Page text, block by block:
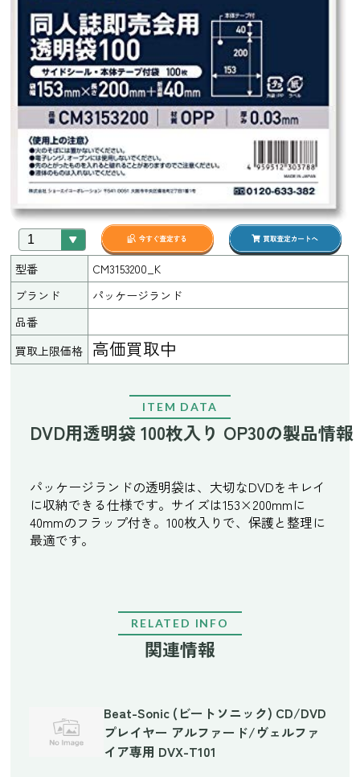
型番
CM3153200_K
ブランド
パッケージランド
品番
買取上限価格
高価買取中
ITEM DATA
DVD用透明袋 100枚入り OP30の製品情報
パッケージランドの透明袋は、大切なDVDをキレイ
に収納できる仕様です。サイズは153×200mmに
40mmのフラップ付き。100枚入りで、保護と整理に
最適です。
RELATED INFO
関連情報
Beat-Sonic (ビートソニック) CD/DVD
プレイヤー アルファード/ヴェルファ
イア専用 DVX-T101